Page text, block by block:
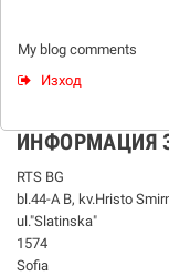
My blog comments
Изход
ИНФОРМАЦИЯ
RTS BG
bl.44-А В, kv.Hristo
ul."Slatinska"
1574
Sofia